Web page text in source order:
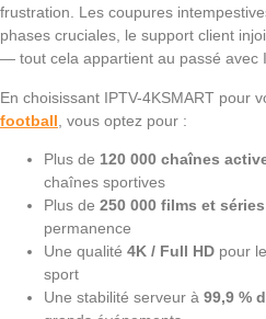
frustration. Les coupures
phases cruciales, le support client
— tout cela appartient au passé avec
En choisissant IPTV-4KSMART pour
football , vous optez pour :
Plus de 120 000 chaînes
chaînes sportives
Plus de 250 000 films et séries
permanence
Une qualité 4K / Full HD pour
sport
Une stabilité serveur à 99,9 %